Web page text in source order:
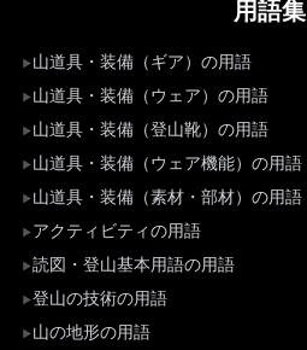
用語集
山道具・装備（ギア）の用語
山道具・装備（ウェア）の用語
山道具・装備（登山靴）の用語
山道具・装備（ウェア機能）の用語
山道具・装備（素材・部材）の用語
アクティビティの用語
読図・登山基本用語の用語
登山の技術の用語
山の地形の用語